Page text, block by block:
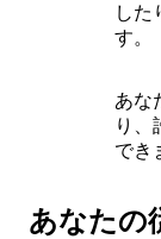
した
す。
あな
り、
でき
あなたの